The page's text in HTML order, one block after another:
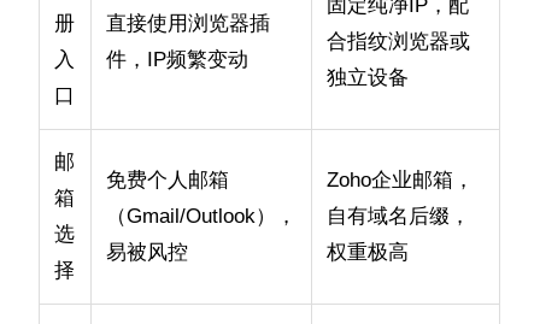
册
入
口
直接使用浏览器插
件，IP频繁变动
固定纯净IP，配
合指纹浏览器或
独立设备
邮
箱
选
择
免费个人邮箱
（Gmail/Outlook），
易被风控
Zoho企业邮箱，
自有域名后缀，
权重极高